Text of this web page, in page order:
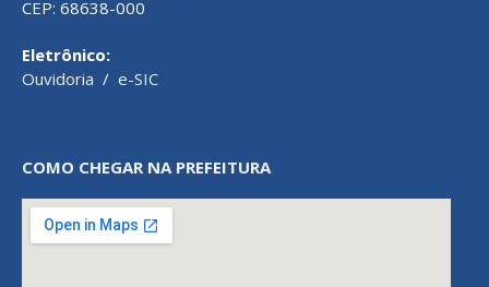
CEP: 68638-000
Eletrônico:
Ouvidoria / e-SIC
COMO CHEGAR NA PREFEITURA